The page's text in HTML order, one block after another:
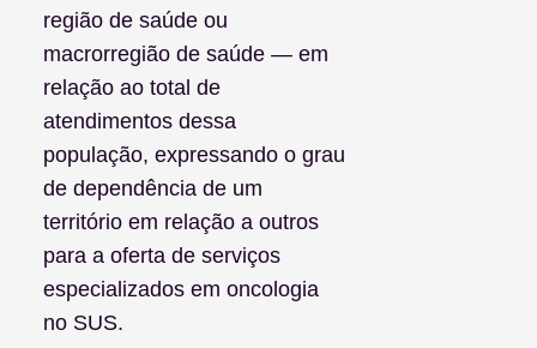
região de saúde ou
macrorregião de saúde — em
relação ao total de
atendimentos dessa
população, expressando o grau
de dependência de um
território em relação a outros
para a oferta de serviços
especializados em oncologia
no SUS.